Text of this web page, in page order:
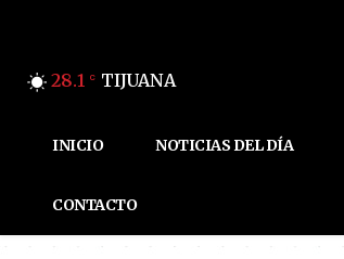
28.1 C TIJUANA
INICIO NOTICIAS DEL DÍA
CONTACTO